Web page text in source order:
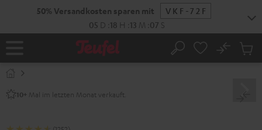
50% Versandkosten sparen mit
VKF-72F
05 D 18 H 13 M 06 S
Startseite Suche
No
10+ Mal im letzten Monat verkauft.